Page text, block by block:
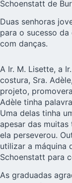
Schoenstatt de
Duas senhoras
para o sucesso
com danças.
A Ir. M. Lisette, a
costura, Sra.
projeto,
Adèle tinha
Uma delas tinha
apesar das
ela perseverou.
utilizar a máquina
Schoenstatt para
As graduadas